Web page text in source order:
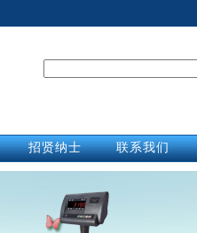
招贤纳士
合作商
英才招聘
联系我们
联系我们